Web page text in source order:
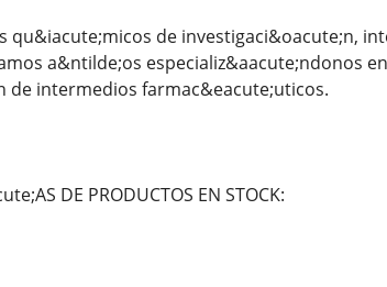
de investigaci&oacute;n,
a&ntilde;os especializ&aacute;ndonos
intermedios farmac&eacute;uticos.
DE PRODUCTOS EN STOCK: